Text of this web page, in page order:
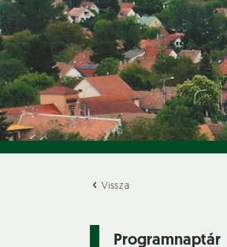
Vissza
Programnaptár
Hírek []